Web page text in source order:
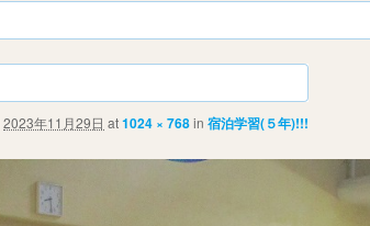
2023年11月29日 at1024 × 768in 宿泊学習(５年)!!!